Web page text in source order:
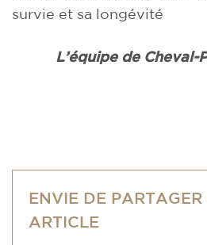
survie et sa longévité
L’équipe de Cheval-
ENVIE DE PARTAGER
ARTICLE